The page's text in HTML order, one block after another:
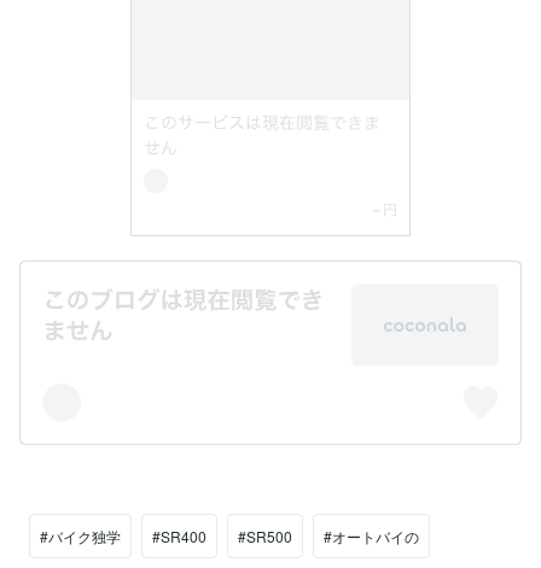
#バイク独学 #SR400 #SR500 #オートバイの